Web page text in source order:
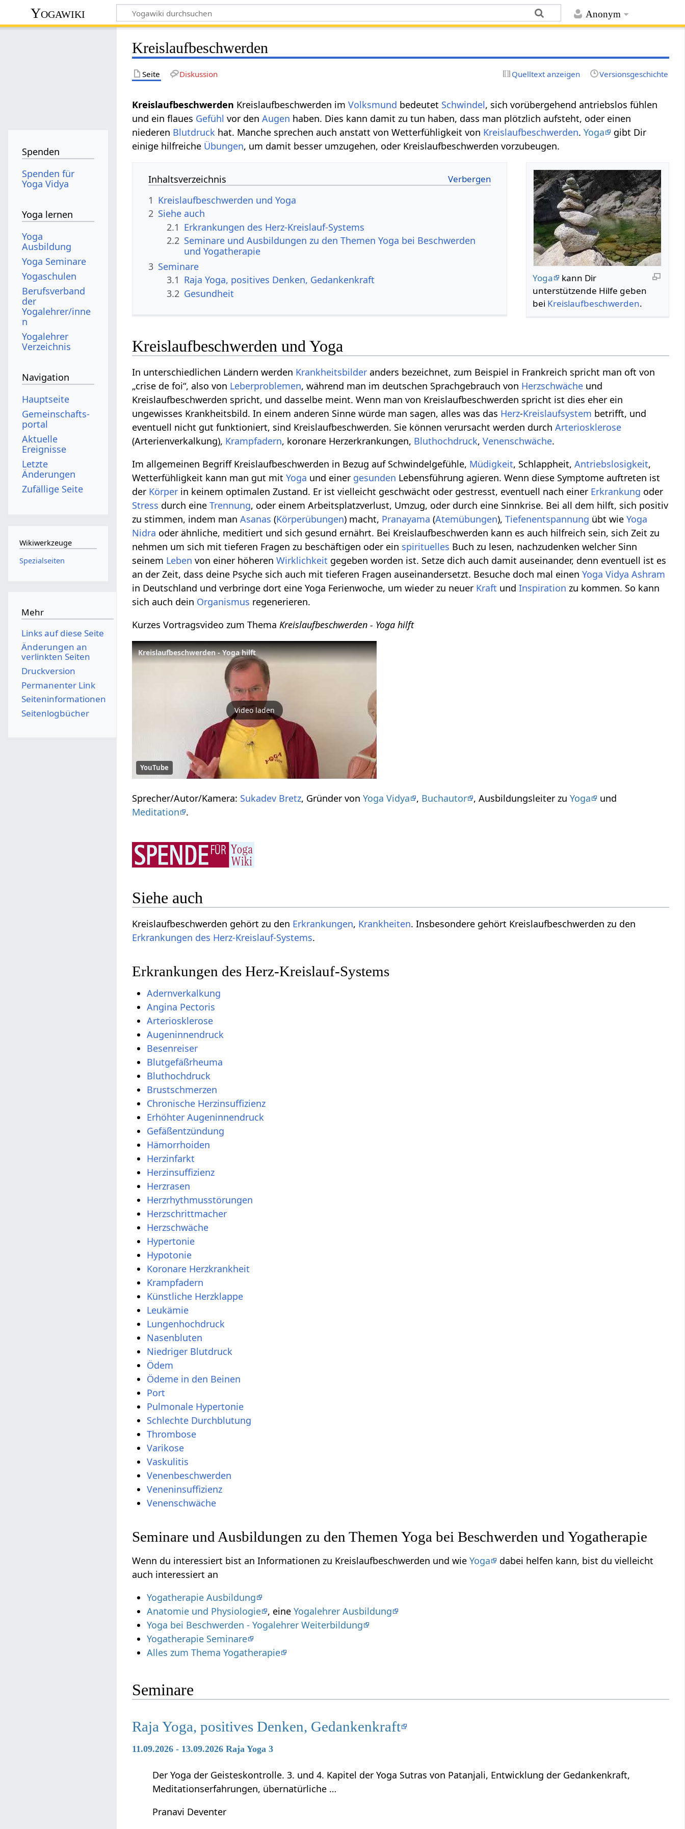
Anonym
Yogawiki
Kreislaufbeschwerden
Seite Diskussion Quelltext anzeigen Versionsgeschichte
Kreislaufbeschwerden Kreislaufbeschwerden imVolksmund bedeutet Schwindel, sich vorübergehend antriebslos fühlen
und ein flaues Gefühl vor denAugen haben. Dies kann damit zu tun haben, dass man plötzlich aufsteht, oder einen
niederen Blutdruck hat. Manche sprechen auch anstatt von Wetterfühligkeit von Kreislaufbeschwerden.Yoga
gibt Dir
einige hilfreiche Übungen, um damit besser umzugehen, oder Kreislaufbeschwerden vorzubeugen.
Yoga
kann Dir
unterstützende Hilfe geben
bei Kreislaufbeschwerden.
Inhaltsverzeichnis
1 Kreislaufbeschwerden und Yoga
2 Siehe auch
2.1 Erkrankungen des Herz-Kreislauf-Systems
2.2 Seminare und Ausbildungen zu den Themen Yoga bei Beschwerden
und Yogatherapie
3 Seminare
3.1 Raja Yoga, positives Denken, Gedankenkraft
3.2 Gesundheit
Kreislaufbeschwerden und Yoga
In unterschiedlichen Ländern werden Krankheitsbilder anders bezeichnet, zum Beispiel in Frankreich spricht man oft von
„crise de foi“, also von Leberproblemen, während man im deutschen Sprachgebrauch von Herzschwäche und
Kreislaufbeschwerden spricht, und dasselbe meint. Wenn man von Kreislaufbeschwerden spricht ist dies eher ein
ungewisses Krankheitsbild. In einem anderen Sinne würde man sagen, alles was das Herz-Kreislaufsystem betrifft, und
eventuell nicht gut funktioniert, sind Kreislaufbeschwerden. Sie können verursacht werden durchArteriosklerose
(Arterienverkalkung), Krampfadern, koronare Herzerkrankungen, Bluthochdruck,Venenschwäche.
Im allgemeinen Begriff Kreislaufbeschwerden in Bezug auf Schwindelgefühle, Müdigkeit, Schlappheit,Antriebslosigkeit,
Wetterfühligkeit kann man gut mitYoga und einer gesunden Lebensführung agieren. Wenn diese Symptome auftreten ist
der Körper in keinem optimalen Zustand. Er ist vielleicht geschwächt oder gestresst, eventuell nach einer Erkrankung oder
Stress durch eineTrennung, oder einem Arbeitsplatzverlust, Umzug, oder durch eine Sinnkrise. Bei all dem hilft, sich positiv
zu stimmen, indem manAsanas (Körperübungen) macht, Pranayama (Atemübungen),Tiefenentspannung übt wieYoga
Nidra oder ähnliche, meditiert und sich gesund ernährt. Bei Kreislaufbeschwerden kann es auch hilfreich sein, sich Zeit zu
nehmen um sich mit tieferen Fragen zu beschäftigen oder ein spirituelles Buch zu lesen, nachzudenken welcher Sinn
seinem Leben von einer höherenWirklichkeit gegeben worden ist. Setze dich auch damit auseinander, denn eventuell ist es
an der Zeit, dass deine Psyche sich auch mit tieferen Fragen auseinandersetzt. Besuche doch mal einenYoga Vidya Ashram
in Deutschland und verbringe dort eine Yoga Ferienwoche, um wieder zu neuer Kraft undInspiration zu kommen. So kann
sich auch dein Organismus regenerieren.
Kurzes Vortragsvideo zum ThemaKreislaufbeschwerden - Yoga hilft
Kreislaufbeschwerden - Yoga hilft
Video laden
YouTube
Sprecher/Autor/Kamera: Sukadev Bretz, Gründer vonYoga Vidya , Buchautor , Ausbildungsleiter zuYoga
und
Meditation
.
Siehe auch
Kreislaufbeschwerden gehört zu den Erkrankungen, Krankheiten. Insbesondere gehört Kreislaufbeschwerden zu den
Erkrankungen des Herz-Kreislauf-Systems.
Erkrankungen des Herz-Kreislauf-Systems
Adernverkalkung
Angina Pectoris
Arteriosklerose
Augeninnendruck
Besenreiser
Blutgefäßrheuma
Bluthochdruck
Brustschmerzen
Chronische Herzinsuffizienz
Erhöhter Augeninnendruck
Gefäßentzündung
Hämorrhoiden
Herzinfarkt
Herzinsuffizienz
Herzrasen
Herzrhythmusstörungen
Herzschrittmacher
Herzschwäche
Hypertonie
Hypotonie
Koronare Herzkrankheit
Krampfadern
Künstliche Herzklappe
Leukämie
Lungenhochdruck
Nasenbluten
Niedriger Blutdruck
Ödem
Ödeme in den Beinen
Port
Pulmonale Hypertonie
Schlechte Durchblutung
Thrombose
Varikose
Vaskulitis
Venenbeschwerden
Veneninsuffizienz
Venenschwäche
Seminare und Ausbildungen zu den Themen Yoga bei Beschwerden und Yogatherapie
Wenn du interessiert bist an Informationen zu Kreislaufbeschwerden und wieYoga
dabei helfen kann, bist du vielleicht
auch interessiert an
Yogatherapie Ausbildung
Anatomie und Physiologie , eineYogalehrer Ausbildung
Yoga bei Beschwerden - Yogalehrer Weiterbildung
Yogatherapie Seminare
Alles zum Thema Yogatherapie
Seminare
Raja Yoga, positives Denken, Gedankenkraft
11.09.2026 - 13.09.2026 Raja Yoga 3
Der Yoga der Geisteskontrolle. 3. und 4. Kapitel der Yoga Sutras von Patanjali, Entwicklung der Gedankenkraft,
Meditationserfahrungen, übernatürliche …
Pranavi Deventer
Spenden
Spenden für
Yoga Vidya
Yoga lernen
Yoga
Ausbildung
Yoga Seminare
Yogaschulen
Berufsverband
der
Yogalehrer/inne
n
Yogalehrer
Verzeichnis
Navigation
Hauptseite
Gemeinschafts­
portal
Aktuelle
Ereignisse
Letzte
Änderungen
Zufällige Seite
Wikiwerkzeuge
Spezialseiten
Mehr
Links auf diese Seite
Änderungen an
verlinkten Seiten
Druckversion
Permanenter Link
Seiten­­informationen
Seitenlogbücher